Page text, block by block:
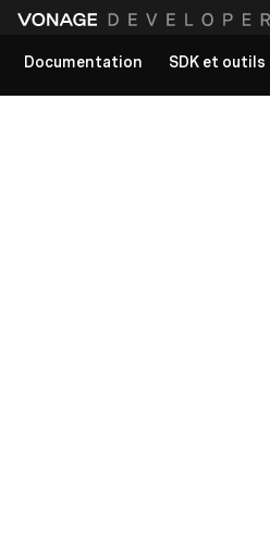
Documentation
SDK et outils